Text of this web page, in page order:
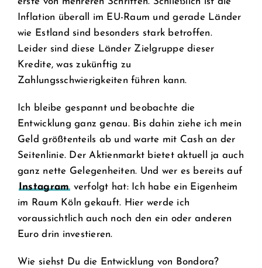
Inflation überall im EU-Raum und gerade Länder
wie Estland sind besonders stark betroffen.
Leider sind diese Länder Zielgruppe dieser
Kredite, was zukünftig zu
Zahlungsschwierigkeiten führen kann.
Ich bleibe gespannt und beobachte die
Entwicklung ganz genau. Bis dahin ziehe ich mein
Geld größtenteils ab und warte mit Cash an der
Seitenlinie. Der Aktienmarkt bietet aktuell ja auch
ganz nette Gelegenheiten. Und wer es bereits auf
Instagram verfolgt hat: Ich habe ein Eigenheim
im Raum Köln gekauft. Hier werde ich
voraussichtlich auch noch den ein oder anderen
Euro drin investieren.
Wie siehst Du die Entwicklung von Bondora?